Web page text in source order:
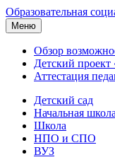
Образовательная
Меню
Обзор
Детский
Аттестация
Детский сад
Начальная школа
Школа
НПО и СПО
ВУЗ